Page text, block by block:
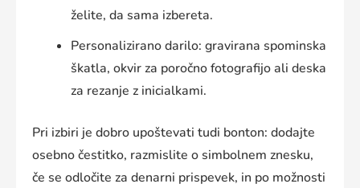
želite, da sama izbereta.
Personalizirano darilo: gravirana spominska
škatla, okvir za poročno fotografijo ali deska
za rezanje z inicialkami.
Pri izbiri je dobro upoštevati tudi bonton: dodajte
osebno čestitko, razmislite o simbolnem znesku,
če se odločite za denarni prispevek, in po možnosti